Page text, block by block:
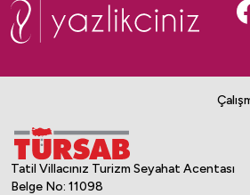
Tatil Villacınız Turizm Seyahat Acentası
Belge No: 11098